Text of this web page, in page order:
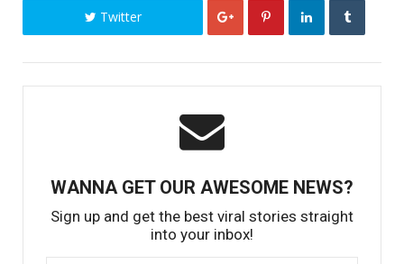
Twitter
WANNA GET OUR AWESOME NEWS?
Sign up and get the best viral stories straight
into your inbox!